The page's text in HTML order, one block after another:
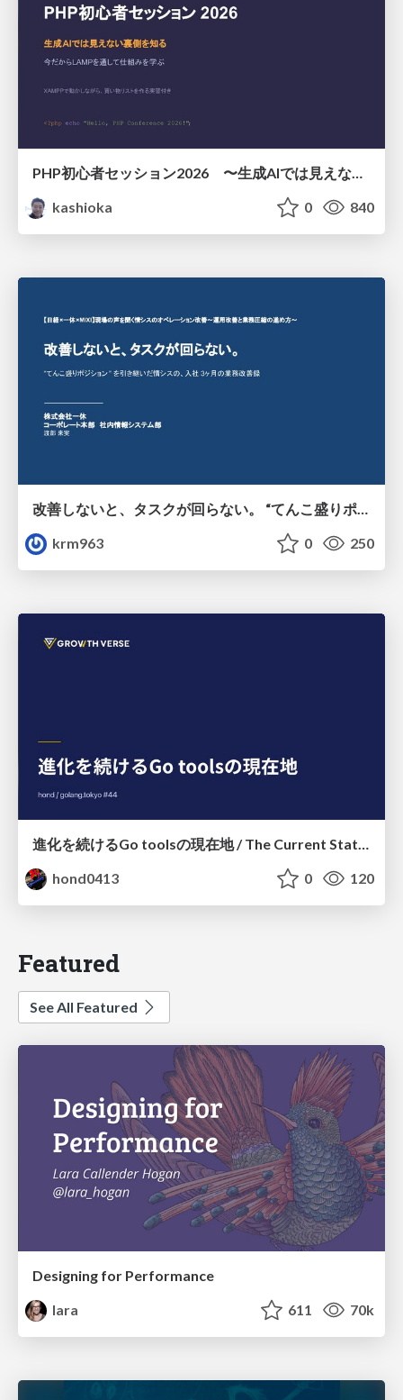
PHP初心者セッション2026 〜生成AIでは見えない裏側を知る：今だからLAMPを通して仕組みを学ぶ〜
kashioka
0 840
krm963
0 250
進化を続けるGo toolsの現在地 / The Current State of Ever-Evolving Go Tools
hond0413
0 120
Featured
See All Featured
Designing for Performance
lara
611 70k